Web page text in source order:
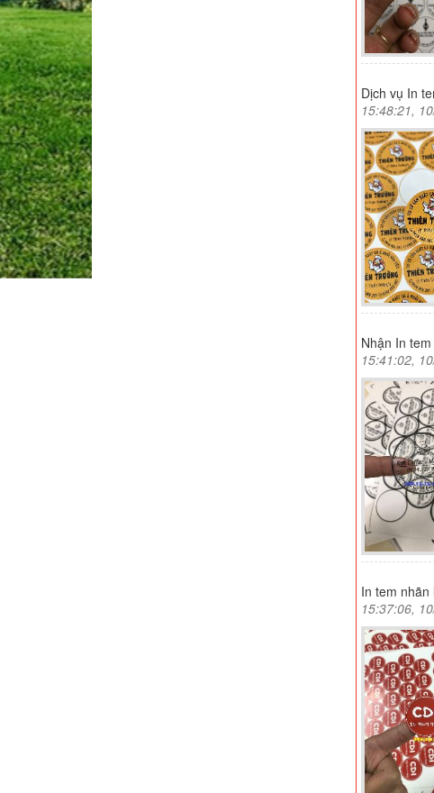
Dịch vụ In
15:48:21,
Nhận In
15:41:02,
In tem nhãn
15:37:06,